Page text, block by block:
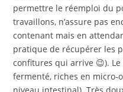
permettre le réemploi du
travaillons, n’assure pas
contenant mais en
pratique de récupérer les
confitures qui arrive 😉).
fermenté, riches en micro-